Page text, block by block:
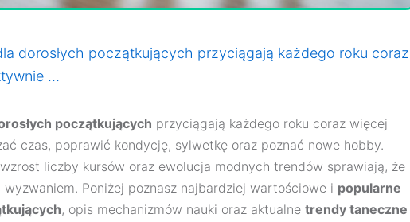
dorosłych początkujących przyciągają każdego roku coraz
…
początkujących przyciągają każdego roku coraz więcej
czas, poprawić kondycję, sylwetkę oraz poznać nowe hobby.
liczby kursów oraz ewolucja modnych trendów sprawiają, że
Poniżej poznasz najbardziej wartościowe i popularne
, opis mechanizmów nauki oraz aktualne trendy taneczne